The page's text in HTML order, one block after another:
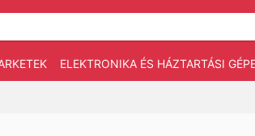
ELEKTRONIKA ÉS HÁZTARTÁSI